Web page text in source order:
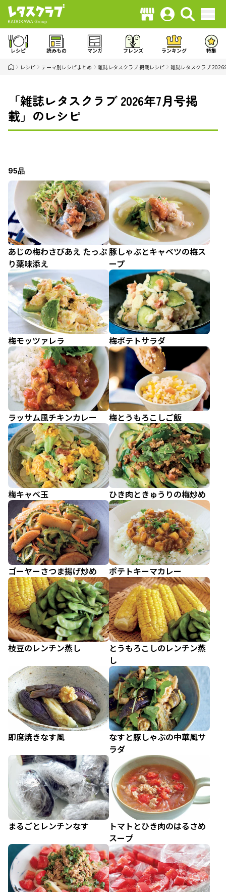
レシピ 読みもの マンガ フレンズ ランキング 特集
レシピ テーマ別レシピまとめ 雑誌レタスクラブ 掲載レシピ 雑誌レタスクラブ 2026
「雑誌レタスクラブ 2026年7月号掲
載」のレシピ
95品
あじの梅わさびあえ たっぷ
り薬味添え
豚しゃぶとキャベツの梅ス
ープ
梅モッツァレラ 梅ポテトサラダ
ラッサム風チキンカレー 梅とうもろこしご飯
梅キャベ玉 ひき肉ときゅうりの梅炒め
ゴーヤーさつま揚げ炒め ポテトキーマカレー
枝豆のレンチン蒸し
とうもろこしのレンチン蒸
し
即席焼きなす風
なすと豚しゃぶの中華風サ
ラダ
まるごとレンチンなす
トマトとひき肉のはるさめ
スープ